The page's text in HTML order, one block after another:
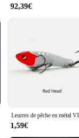
92,39€
1,59€